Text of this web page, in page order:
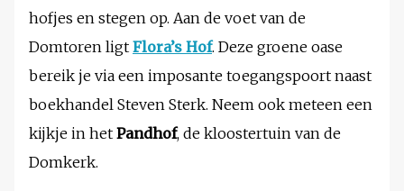
hofjes en stegen op. Aan de voet van de
Domtoren ligt Flora’s Hof. Deze groene oase
bereik je via een imposante toegangspoort naast
boekhandel Steven Sterk. Neem ook meteen een
kijkje in het Pandhof, de kloostertuin van de
Domkerk.